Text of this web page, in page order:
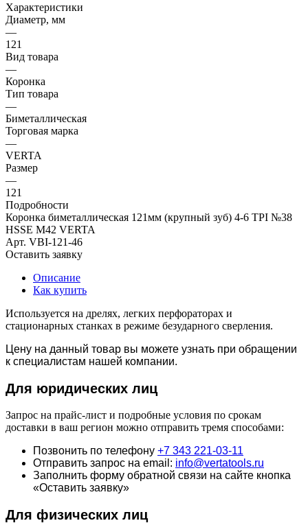
Характеристики
Диаметр, мм
—
121
Вид товара
—
Коронка
Тип товара
—
Биметаллическая
Торговая марка
—
VERTA
Размер
—
121
Подробности
Коронка биметаллическая 121мм (крупный зуб) 4-6 TPI №38
HSSE М42 VERTA
Арт. VBI-121-46
Оставить заявку
Описание
Как купить
Используется на дрелях, легких перфораторах и
стационарных станках в режиме безударного сверления.
Цену на данный товар вы можете узнать при обращении
к специалистам нашей компании.
Для юридических лиц
Запрос на прайс-лист и подробные условия по срокам
доставки в ваш регион можно отправить тремя способами:
Позвонить по телефону +7 343 221-03-11
Отправить запрос на email: info@vertatools.ru
Заполнить форму обратной связи на сайте кнопка
«Оставить заявку»
Для физических лиц